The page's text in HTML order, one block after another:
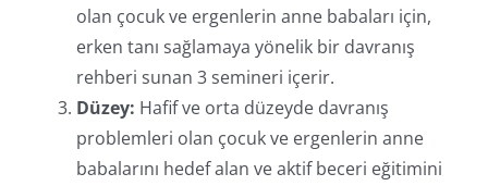
olan çocuk ve ergenlerin anne babaları için,
erken tanı sağlamaya yönelik bir davranış
rehberi sunan 3 semineri içerir.
Düzey: Hafif ve orta düzeyde davranış
problemleri olan çocuk ve ergenlerin anne
babalarını hedef alan ve aktif beceri eğitimini